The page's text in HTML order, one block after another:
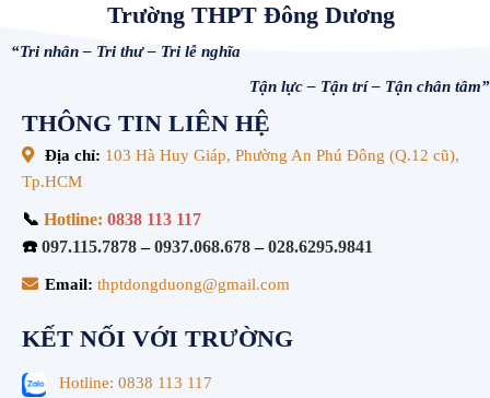
Trường THPT Đông Dương
“Tri nhân – Tri thư – Tri lễ nghĩa
Tận lực – Tận trí – Tận chân tâm”
THÔNG TIN LIÊN HỆ
Địa chỉ: 103 Hà Huy Giáp, Phường An Phú Đông (Q.12 cũ),
Tp.HCM
📞 Hotline: 0838 113 117
☎️ 097.115.7878–0937.068.678–028.6295.9841
Email: thptdongduong@gmail.com
KẾT NỐI VỚI TRƯỜNG
Hotline: 0838 113 117